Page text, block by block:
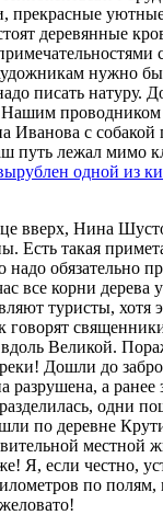
прекрасные
деревянные
нужно
писать натуру.
проводником
Иванова с
путь лежал мимо
одной из
вверх, Нина
Есть такая
надо обязательно
все корни дерева
туристы, хотя
говорят
Великой.
Дошли до
разрушена, а ранее
одни
по деревне
местной
Я, если честно,
по полям,